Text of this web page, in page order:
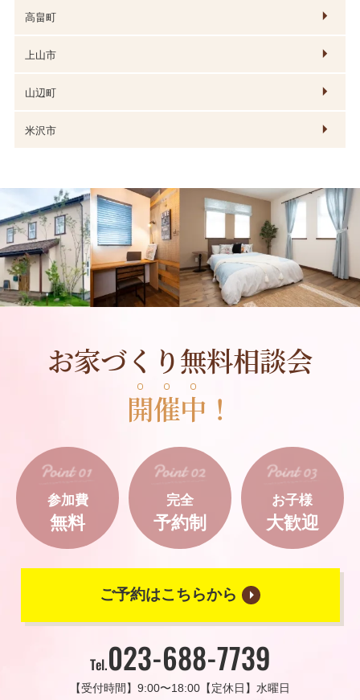
高畠町
上山市
山辺町
米沢市
お家づくり無料相談会
開催中 ！
参加費
無料
完全
予約制
お子様
大歓迎
ご予約はこちらから
Tel.023-688-7739
【受付時間】9:00〜18:00 【定休日】水曜日